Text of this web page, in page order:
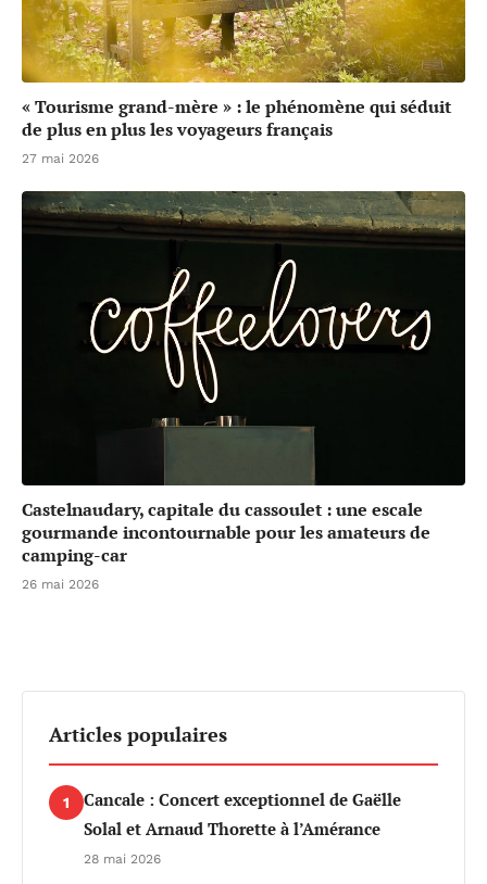
« Tourisme grand-mère » : le phénomène qui séduit
de plus en plus les voyageurs français
27 mai 2026
Castelnaudary, capitale du cassoulet : une escale
gourmande incontournable pour les amateurs de
camping-car
26 mai 2026
Articles populaires
1
Cancale : Concert exceptionnel de Gaëlle
Solal et Arnaud Thorette à l’Amérance
28 mai 2026